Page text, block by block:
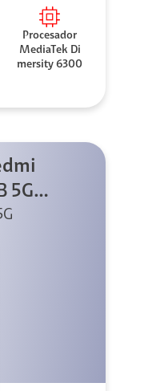
Procesador
MediaTek Di
mersity 6300
5G